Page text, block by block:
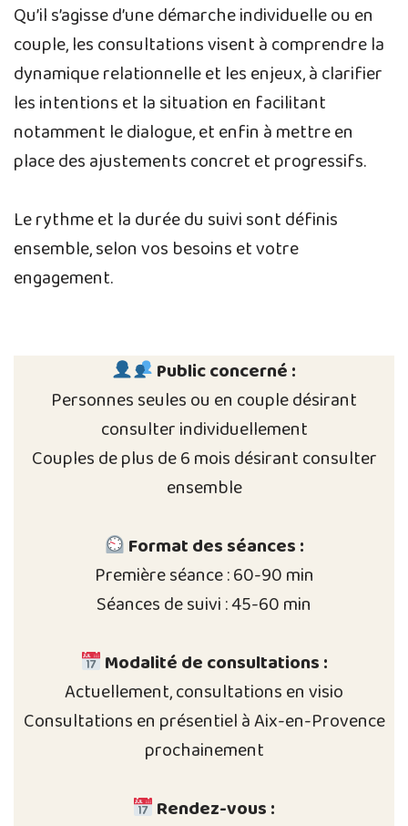
Qu’il s’agisse d’une démarche individuelle ou en
couple, les consultations visent à comprendre la
dynamique relationnelle et les enjeux, à clarifier
les intentions et la situation en facilitant
notamment le dialogue, et enfin à mettre en
place des ajustements concret et progressifs.
Le rythme et la durée du suivi sont définis
ensemble, selon vos besoins et votre
engagement.
Public concerné :
Personnes seules ou en couple désirant
consulter individuellement
Couples de plus de 6 mois désirant consulter
ensemble
Format des séances :
Première séance : 60-90 min
Séances de suivi : 45-60 min
Modalité de consultations :
Actuellement, consultations en visio
Consultations en présentiel à Aix-en-Provence
prochainement
Rendez-vous :